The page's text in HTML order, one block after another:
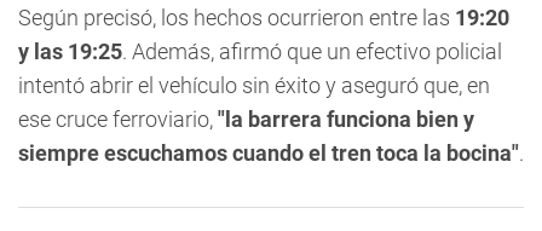
Según precisó, los hechos ocurrieron entre las 19:20
y las 19:25. Además, afirmó que un efectivo policial
intentó abrir el vehículo sin éxito y aseguró que, en
ese cruce ferroviario,"la barrera funciona bien y
siempre escuchamos cuando el tren toca la bocina".